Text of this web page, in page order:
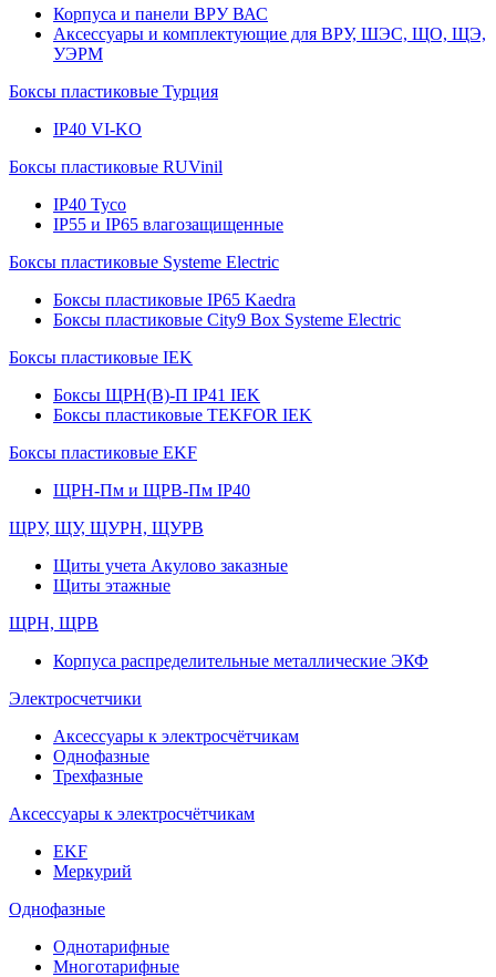
Корпуса и панели ВРУ ВАС
Аксессуары и комплектующие для ВРУ, ШЭС, ЩО, ЩЭ,
УЭРМ
Боксы пластиковые Турция
IP40 VI-KO
Боксы пластиковые RUVinil
IP40 Тусо
IP55 и IP65 влагозащищенные
Боксы пластиковые Systeme Electric
Боксы пластиковые IP65 Kaedra
Боксы пластиковые City9 Box Systeme Electric
Боксы пластиковые IEK
Боксы ЩРН(В)-П IP41 IEK
Боксы пластиковые TEKFOR IEK
Боксы пластиковые EKF
ЩРН-Пм и ЩРВ-Пм IP40
ЩРУ, ЩУ, ЩУРН, ЩУРВ
Щиты учета Акулово заказные
Щиты этажные
ЩРН, ЩРВ
Корпуса распределительные металлические ЭКФ
Электросчетчики
Аксессуары к электросчётчикам
Однофазные
Трехфазные
Аксессуары к электросчётчикам
EKF
Меркурий
Однофазные
Однотарифные
Многотарифные